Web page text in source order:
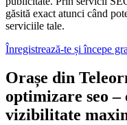
găsită exact atunci când
serviciile tale.
Înregistrează-te și începe
Orașe din
optimizare seo
vizibilitate